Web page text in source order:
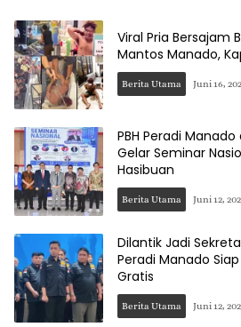
Viral Pria Bersajam
Mantos Manado,
Berita Utama Juni 16,
PBH Peradi Manado
Gelar Seminar
Hasibuan
Berita Utama Juni 12,
Dilantik Jadi
Peradi Manado
Gratis
Berita Utama Juni 12,